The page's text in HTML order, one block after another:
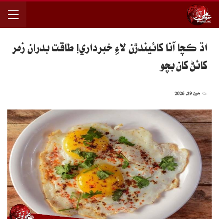
اڌ ڪچا آنا کائيندڙن لاءِ خبرداري! طاقت بدران زھر
کائڻ کان بچو